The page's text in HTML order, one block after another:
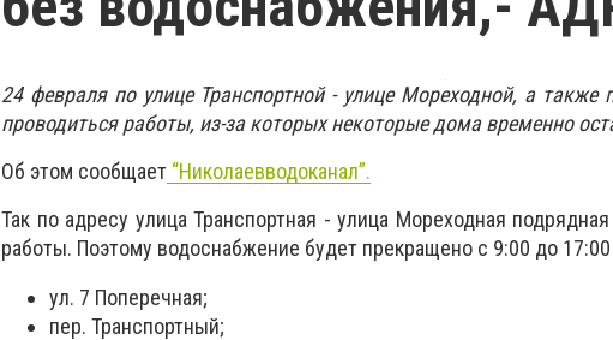
24 февраля по улице Транспортной - улице Мореходной, а также
проводиться работы, из-за которых некоторые дома временно
Об этом сообщает “Николаевводоканал”.
Так по адресу улица Транспортная - улица Мореходная
работы. Поэтому водоснабжение будет прекращено с 9:00 до
ул. 7 Поперечная;
пер. Транспортный;